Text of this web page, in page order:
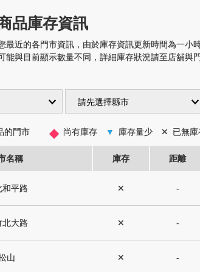
品庫存資訊
最近的各門市資訊，由於庫存資訊更新時間為一小
能與目前顯示數量不同，詳細庫存狀況請至店舖與門
的門市 ◆ 尚有庫存 ▼ 庫存量少 ✕ 已無庫
名稱 庫存 距離
和平路 ✕ -
北大路 ✕ -
山 ✕ -